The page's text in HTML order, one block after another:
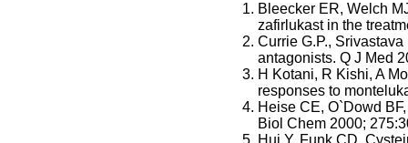
Bleecker ER, Welch
zafirlukast in the
Currie G.P.,
antagonists. Q J Med
H Kotani, R Kishi, A
responses to
Heise CE, O`Dowd
Biol Chem 2000;